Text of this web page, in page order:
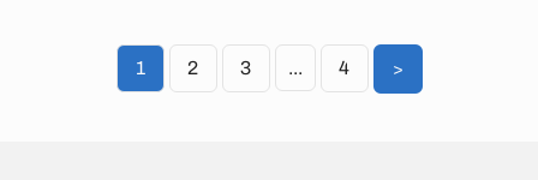
1 2 3 ... 4 >